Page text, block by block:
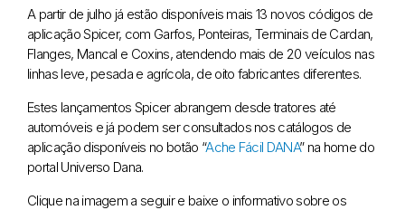
A partir de julho já estão disponíveis mais 13 novos códigos de
aplicação Spicer, com Garfos, Ponteiras, Terminais de Cardan,
Flanges, Mancal e Coxins, atendendo mais de 20 veículos nas
linhas leve, pesada e agrícola, de oito fabricantes diferentes.
Estes lançamentos Spicer abrangem desde tratores até
automóveis e já podem ser consultados nos catálogos de
aplicação disponíveis no botão “Ache Fácil DANA” na home do
portal Universo Dana.
Clique na imagem a seguir e baixe o informativo sobre os